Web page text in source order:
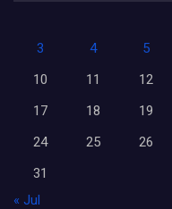
3
4 5
10
11 12
17
18 19
24
25 26
31
« Jul